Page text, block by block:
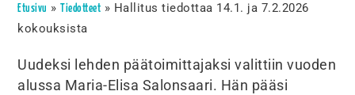
Etusivu » Tiedotteet » Hallitus tiedottaa 14.1. ja 7.2.2026
kokouksista
Uudeksi lehden päätoimittajaksi valittiin vuoden
alussa Maria-Elisa Salonsaari. Hän pääsi